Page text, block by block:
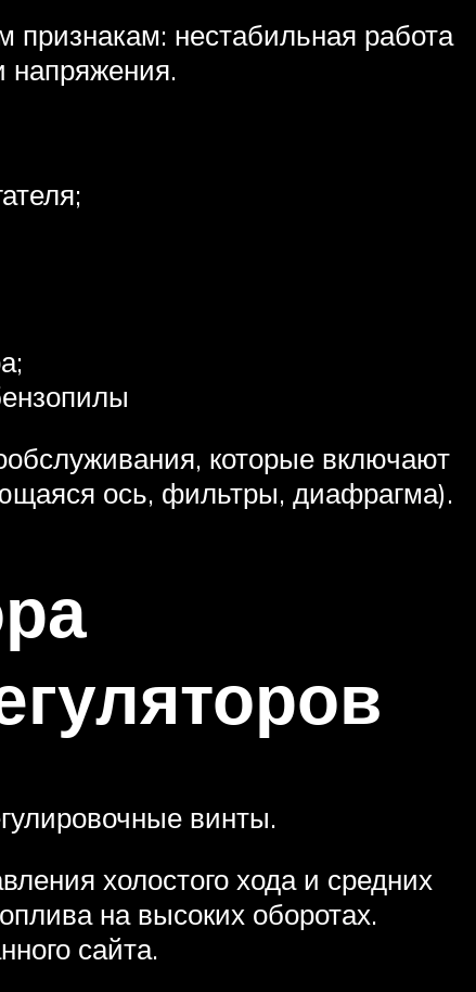
нестабильная работа
напряжения.
которые включают
ось, фильтры, диафрагма).
винты.
холостого хода и средних
на высоких оборотах.
сайта.